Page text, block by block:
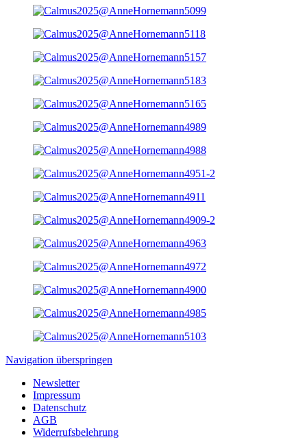
Navigation überspringen
Newsletter
Impressum
Datenschutz
AGB
Widerrufsbelehrung